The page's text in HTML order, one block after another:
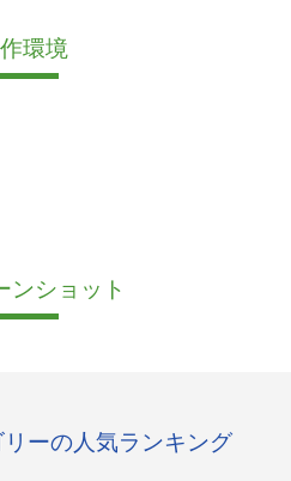
環境
ンショット
リーの人気ランキング